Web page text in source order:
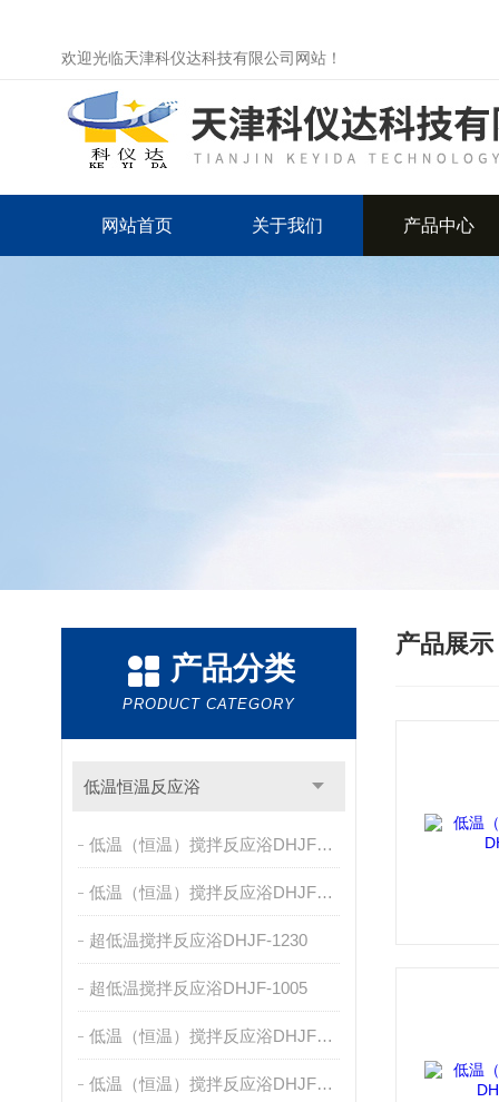
欢迎光临天津科仪达科技有限公司网站！
网站首页 关于我们 产品中心
产品分类
PRODUCT CATEGORY
低温恒温反应浴
低温（恒温）搅拌反应浴DHJF-8005E/F
低温（恒温）搅拌反应浴DHJF-8005C/D
超低温搅拌反应浴DHJF-1230
超低温搅拌反应浴DHJF-1005
低温（恒温）搅拌反应浴DHJF-2005
低温（恒温）搅拌反应浴DHJF-4005A
产品展示